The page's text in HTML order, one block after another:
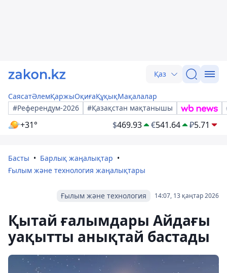
Қаз
СаясатӘлемҚаржыОқиғаҚұқықМақалалар
#Референдум-2026
#Қазақстан мақтанышы
+31° $469.93 €541.64 ₽5.71
Басты
Барлық жаңалықтар
Ғылым және технология жаңалықтары
14:07, 13 қаңтар 2026
Ғылым және технология
Қытай ғалымдары Айдағы
уақытты анықтай бастады